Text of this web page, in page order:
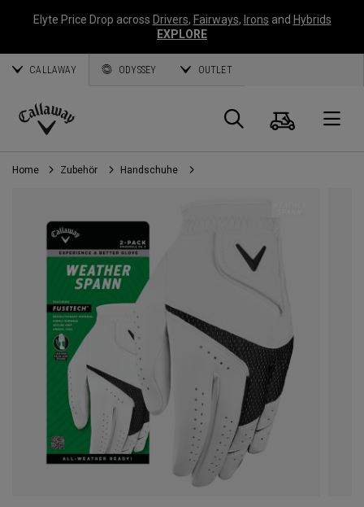
Elyte Price Drop across Drivers, Fairways, Irons and Hybrids
EXPLORE
CALLAWAY ODYSSEY OUTLET
Callaway
Golf
Suche
Home Zubehör Handschuhe